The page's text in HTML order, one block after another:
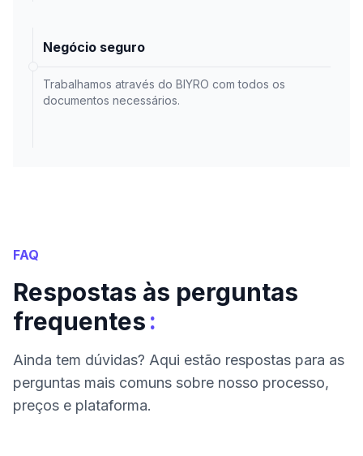
Negócio seguro
Trabalhamos através do BIYRO com todos os
documentos necessários.
FAQ
Respostas às perguntas
frequentes:
Ainda tem dúvidas? Aqui estão respostas para as
perguntas mais comuns sobre nosso processo,
preços e plataforma.